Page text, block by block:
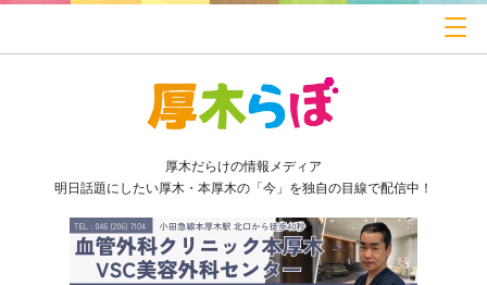
厚木だらけの情報メディア
明日話題にしたい厚木・本厚木の「今」を独自の目線で配信中！